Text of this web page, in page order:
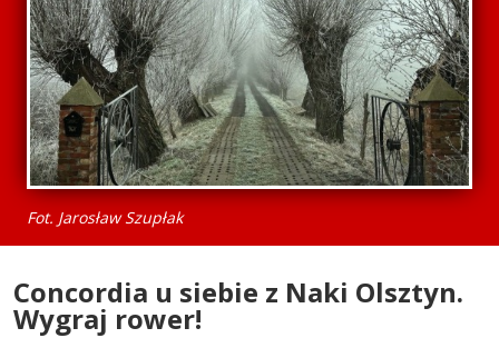
Fot. Jarosław Szupłak
Concordia u siebie z Naki Olsztyn.
Wygraj rower!